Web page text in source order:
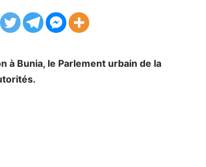
à Bunia, le Parlement urbain de la